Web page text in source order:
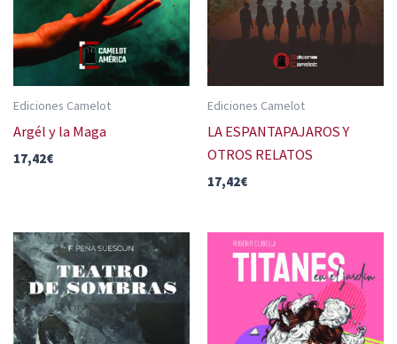
Ediciones Camelot
Argél y la Maga
17,42€
Ediciones Camelot
LA ESPANTAPAJAROS Y
OTROS RELATOS
17,42€